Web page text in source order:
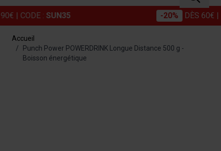
:SUN35 DÈS 60€|
Accueil
/
Punch Power POWERDRINK Longue Distance 500 g -
Boisson énergétique